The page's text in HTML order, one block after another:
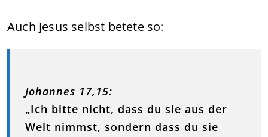
Auch Jesus selbst betete so:
Johannes 17,15:
„Ich bitte nicht, dass du sie aus der
Welt nimmst, sondern dass du sie